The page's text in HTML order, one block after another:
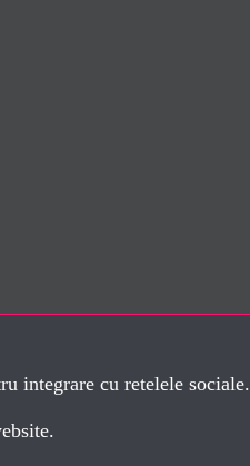
integrare cu retelele sociale.